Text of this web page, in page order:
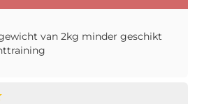
van 2kg minder geschikt